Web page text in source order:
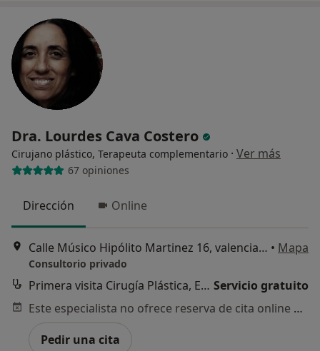
Dra. Lourdes Cava Costero
Cirujano plástico, Terapeuta complementario · Ver más
67 opiniones
Dirección Online
Calle Músico Hipólito Martinez 16, valencia, Valencia • Mapa
Consultorio privado
Primera visita Cirugía Plástica, Estética y Reparadora Servicio gratuito
Este especialista no ofrece reserva de cita online en esta dirección.
Pedir una cita